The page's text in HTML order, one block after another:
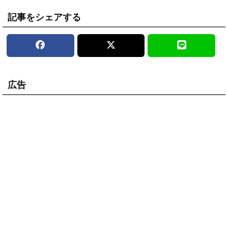
記事をシェアする
広告